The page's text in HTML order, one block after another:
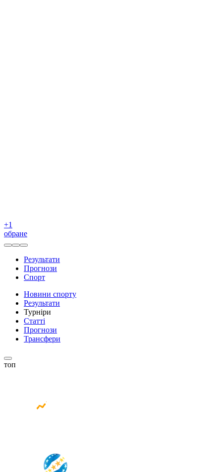
+1
обране
Результати
Прогнози
Спорт
Новини спорту
Результати
Турніри
Статті
Прогнози
Трансфери
топ